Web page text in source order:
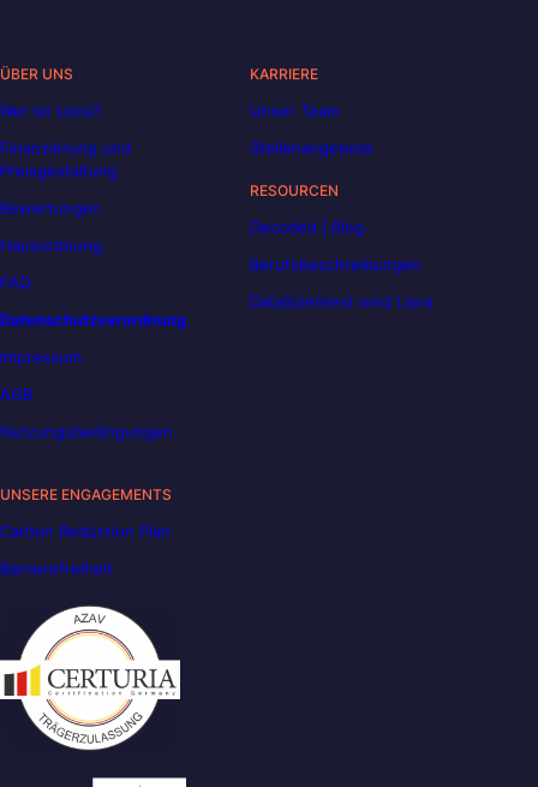
ÜBER UNS
Wer ist Liora?
Finanzierung und
Preisgestaltung
Bewertungen
Hausordnung
FAQ
Datenschutzverordnung
Impressum
AGB
Nutzungsbedingungen
KARRIERE
Unser Team
Stellenangebote
RESOURCEN
Decoded | Blog
Berufsbeschreibungen
DataScientest wird Liora
UNSERE ENGAGEMENTS
Carbon Reduction Plan
Barrierefreiheit